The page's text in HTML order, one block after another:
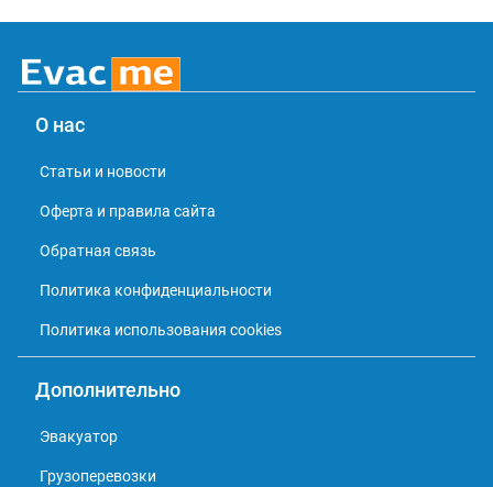
О нас
Статьи и новости
Оферта и правила сайта
Обратная связь
Политика конфиденциальности
Политика использования cookies
Дополнительно
Эвакуатор
Грузоперевозки